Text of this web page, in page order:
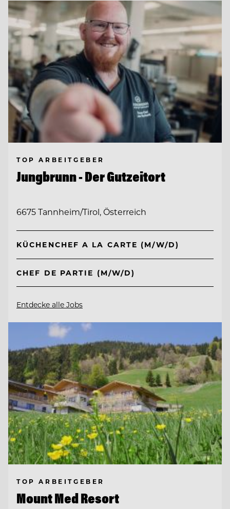
TOP ARBEITGEBER
Jungbrunn - Der Gutzeitort
6675 Tannheim/Tirol, Österreich
KÜCHENCHEF A LA CARTE (M/W/D)
CHEF DE PARTIE (M/W/D)
Entdecke alle Jobs
TOP ARBEITGEBER
Mount Med Resort